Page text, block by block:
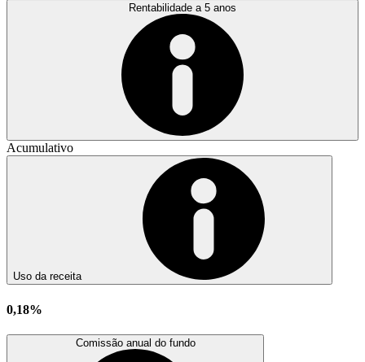
Rentabilidade a 5 anos
Acumulativo
Uso da receita
0,18%
Comissão anual do fundo